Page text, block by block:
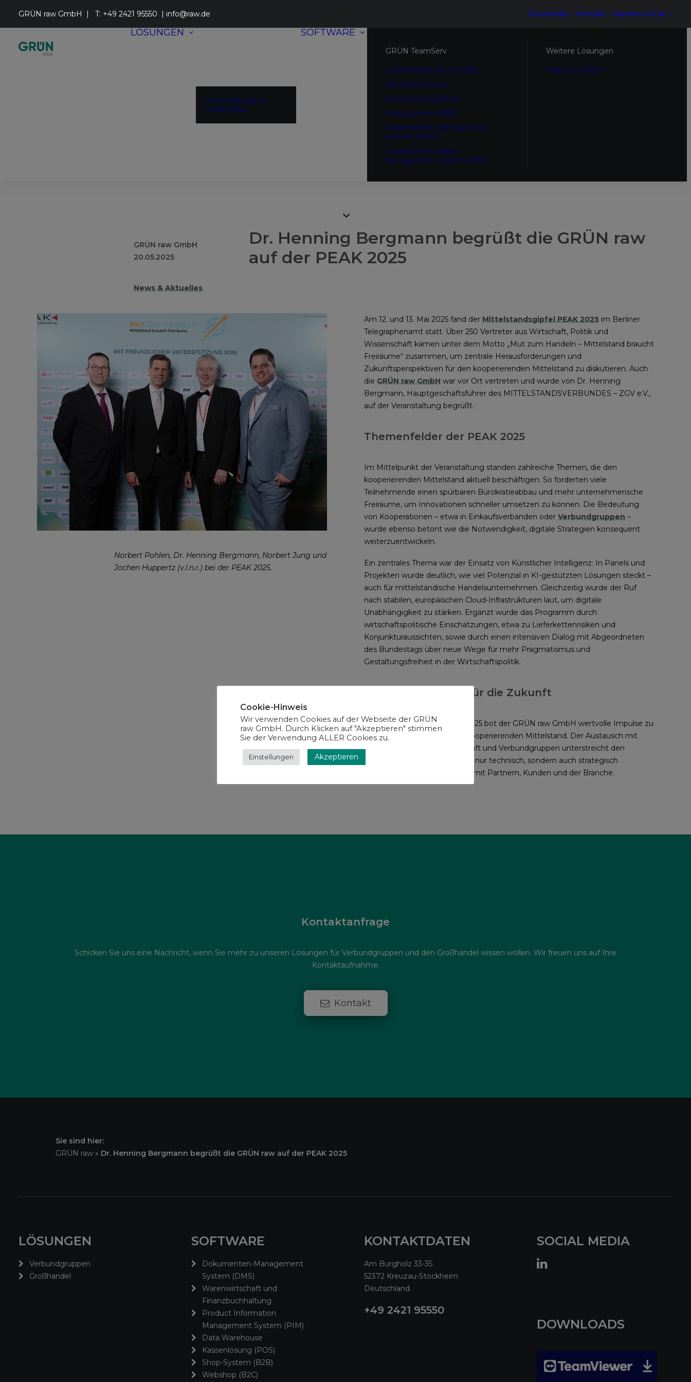
GRÜN raw GmbH | T: +49 2421 95550 | info@raw.de Downloads Kontakt Karriere-Portal
LÖSUNGEN
Verbundgruppen
Großhandel
SOFTWARE
GRÜN TeamServ
Warenwirtschaft und FiBu
Data Warehouse
Kassenlösung (POS)
Shop-System (B2B)
Dokumenten-Management
System (DMS)
Product Information
Management System (PIM)
Weitere Lösungen
Webshop (B2C)
GRÜN raw GmbH
20.05.2025
News & Aktuelles
Dr. Henning Bergmann begrüßt die GRÜN raw
auf der PEAK 2025
Norbert Pohlen, Dr. Henning Bergmann, Norbert Jung und
Jochen Huppertz (v.l.n.r.) bei der PEAK 2025.
Am 12. und 13. Mai 2025 fand der Mittelstandsgipfel PEAK 2025 im Berliner
Telegraphenamt statt. Über 250 Vertreter aus Wirtschaft, Politik und
Wissenschaft kamen unter dem Motto „Mut zum Handeln – Mittelstand braucht
Freiräume“ zusammen, um zentrale Herausforderungen und
Zukunftsperspektiven für den kooperierenden Mittelstand zu diskutieren. Auch
die GRÜN raw GmbH war vor Ort vertreten und wurde von Dr. Henning
Bergmann, Hauptgeschäftsführer des MITTELSTANDSVERBUNDES – ZGV e.V.,
auf der Veranstaltung begrüßt.
Themenfelder der PEAK 2025
Im Mittelpunkt der Veranstaltung standen zahlreiche Themen, die den
kooperierenden Mittelstand aktuell beschäftigen. So forderten viele
Teilnehmende einen spürbaren Bürokratieabbau und mehr unternehmerische
Freiräume, um Innovationen schneller umsetzen zu können. Die Bedeutung
von Kooperationen – etwa in Einkaufsverbänden oder Verbundgruppen –
wurde ebenso betont wie die Notwendigkeit, digitale Strategien konsequent
weiterzuentwickeln.
Ein zentrales Thema war der Einsatz von Künstlicher Intelligenz: In Panels und
Projekten wurde deutlich, wie viel Potenzial in KI-gestützten Lösungen steckt –
auch für mittelständische Handelsunternehmen. Gleichzeitig wurde der Ruf
nach stabilen, europäischen Cloud-Infrastrukturen laut, um digitale
Unabhängigkeit zu stärken. Ergänzt wurde das Programm durch
wirtschaftspolitische Einschätzungen, etwa zu Lieferkettenrisiken und
Konjunkturaussichten, sowie durch einen intensiven Dialog mit Abgeordneten
des Bundestags über neue Wege für mehr Pragmatismus und
Gestaltungsfreiheit in der Wirtschaftspolitik.
Wertvolle Impulse für die Zukunft
Die Teilnahme an der PEAK 2025 bot der GRÜN raw GmbH wertvolle Impulse zu
aktuellen Entwicklungen im kooperierenden Mittelstand. Der Austausch mit
Vertretern aus Politik, Wirtschaft und Verbundgruppen unterstreicht den
Anspruch, Digitalisierung nicht nur technisch, sondern auch strategisch
mitzugestalten – gemeinsam mit Partnern, Kunden und der Branche.
Kontaktanfrage
Schicken Sie uns eine Nachricht, wenn Sie mehr zu unseren Lösungen für Verbundgruppen und den Großhandel wissen wollen. Wir freuen uns auf Ihre
Kontaktaufnahme.
Kontakt
Sie sind hier:
GRÜN raw » Dr. Henning Bergmann begrüßt die GRÜN raw auf der PEAK 2025
LÖSUNGEN
Verbundgruppen
Großhandel
SOFTWARE
Dokumenten-Management
System (DMS)
Warenwirtschaft und
Finanzbuchhaltung
Product Information
Management System (PIM)
Data Warehouse
Kassenlösung (POS)
Shop-System (B2B)
Webshop (B2C)
KONTAKTDATEN
Am Burgholz 33-35
52372 Kreuzau-Stockheim
Deutschland
+49 2421 95550
SOCIAL MEDIA
DOWNLOADS
Cookie-Hinweis
Wir verwenden Cookies auf der Webseite der GRÜN
raw GmbH. Durch Klicken auf "Akzeptieren" stimmen
Sie der Verwendung ALLER Cookies zu.
Einstellungen Akzeptieren